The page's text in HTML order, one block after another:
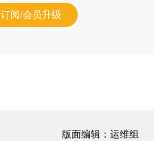
订阅/会员升级
版面编辑：运维组